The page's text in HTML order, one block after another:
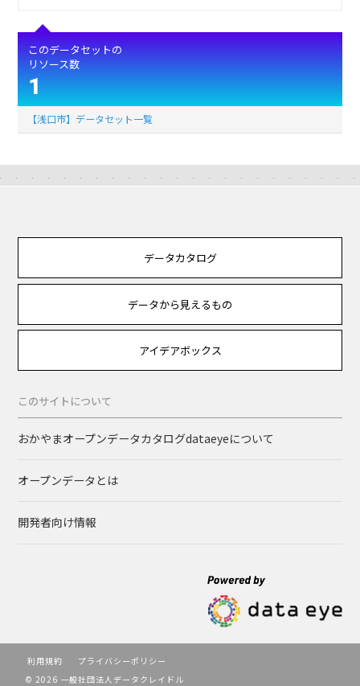
このデータセットの
リソース数
1
【浅口市】データセット一覧
データカタログ
データから見えるもの
アイデアボックス
このサイトについて
おかやまオープンデータカタログdataeyeについて
オープンデータとは
開発者向け情報
利用規約
プライバシーポリシー
© 2026 一般社団法人データクレイドル